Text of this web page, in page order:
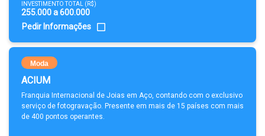
INVESTIMENTO TOTAL (R$)
255.000 a 600.000
Pedir Informações
Moda
ACIUM
Franquia Internacional de Joias em Aço, contando com o exclusivo
serviço de fotogravação. Presente em mais de 15 países com mais
de 400 pontos operantes.